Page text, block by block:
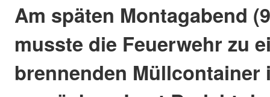
Am späten Montagabend
musste die Feuerwehr zu
brennenden Müllcontainer